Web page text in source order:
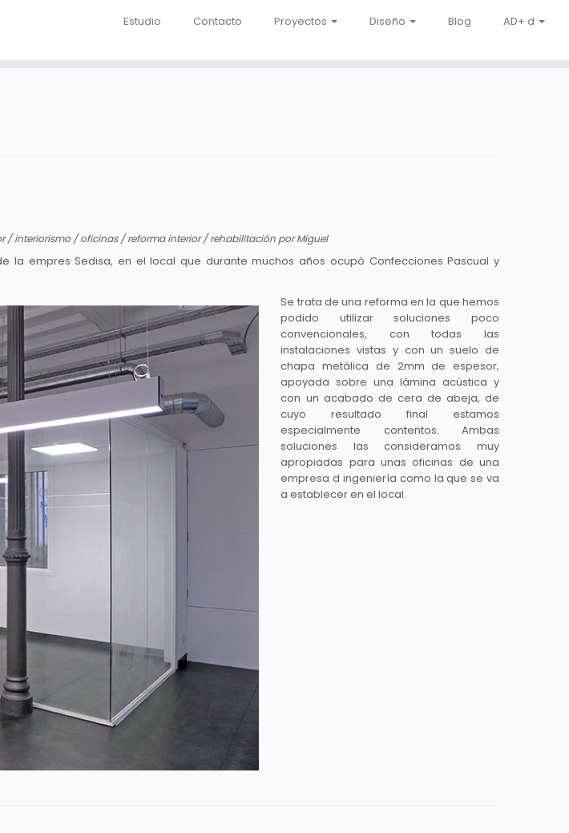
Estudio Contacto Proyectos Diseño Blog AD+ d
/interiorismo /oficinas/reforma interior/rehabilitación porMiguel
empres Sedisa, en el local que durante muchos años ocupó Confecciones Pascual y
Se trata de una reforma en la que hemos
podido utilizar soluciones poco
convencionales, con todas las
instalaciones vistas y con un suelo de
chapa metálica de 2mm de espesor,
apoyada sobre una lámina acústica y
con un acabado de cera de abeja, de
cuyo resultado final estamos
especialmente contentos. Ambas
soluciones las consideramos muy
apropiadas para unas oficinas de una
empresa d ingeniería como la que se va
a establecer en el local.